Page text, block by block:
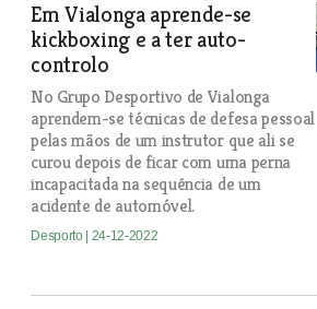
Em Vialonga aprende-se
kickboxing e a ter auto-
controlo
No Grupo Desportivo de Vialonga
aprendem-se técnicas de defesa pessoal
pelas mãos de um instrutor que ali se
curou depois de ficar com uma perna
incapacitada na sequência de um
acidente de automóvel.
Desporto | 24-12-2022